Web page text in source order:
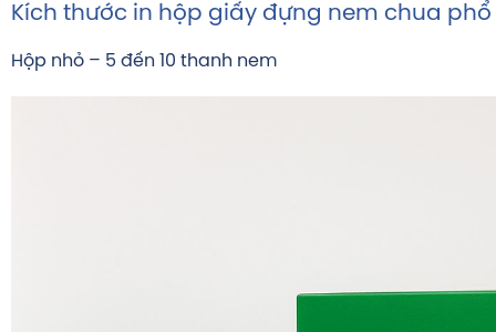
Kích thước in hộp giấy đựng nem chua
Hộp nhỏ – 5 đến 10 thanh nem